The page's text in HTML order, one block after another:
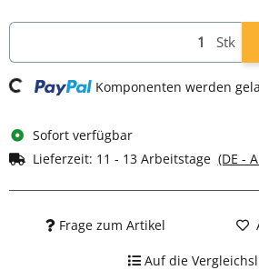
Stk
Komponenten werden
Sofort verfügbar
Lieferzeit: 11 - 13 Arbeitstage (DE -
Frage zum Artikel
Auf die